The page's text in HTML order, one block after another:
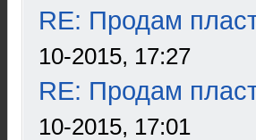
RE: Продам
10-2015, 17:27
RE: Продам
10-2015, 17:01